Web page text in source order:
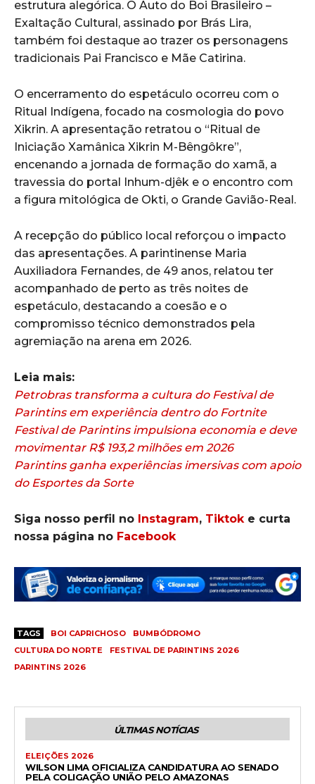
estrutura alegórica. O Auto do Boi Brasileiro –
Exaltação Cultural, assinado por Brás Lira,
também foi destaque ao trazer os personagens
tradicionais Pai Francisco e Mãe Catirina.
O encerramento do espetáculo ocorreu com o
Ritual Indígena, focado na cosmologia do povo
Xikrin. A apresentação retratou o “Ritual de
Iniciação Xamânica Xikrin M-Bêngôkre”,
encenando a jornada de formação do xamã, a
travessia do portal Inhum-djêk e o encontro com
a figura mitológica de Okti, o Grande Gavião-Real.
A recepção do público local reforçou o impacto
das apresentações. A parintinense Maria
Auxiliadora Fernandes, de 49 anos, relatou ter
acompanhado de perto as três noites de
espetáculo, destacando a coesão e o
compromisso técnico demonstrados pela
agremiação na arena em 2026.
Leia mais:
Petrobras transforma a cultura do Festival de
Parintins em experiência dentro do Fortnite
Festival de Parintins impulsiona economia e deve
movimentar R$ 193,2 milhões em 2026
Parintins ganha experiências imersivas com apoio
do Esportes da Sorte
Siga nosso perfil no Instagram, Tiktoke curta
nossa página no Facebook
TAGS BOI CAPRICHOSO
BUMBÓDROMO
CULTURA DO NORTE
FESTIVAL DE PARINTINS 2026
PARINTINS 2026
ÚLTIMAS NOTÍCIAS
ELEIÇÕES 2026
WILSON LIMA OFICIALIZA CANDIDATURA AO SENADO
PELA COLIGAÇÃO UNIÃO PELO AMAZONAS